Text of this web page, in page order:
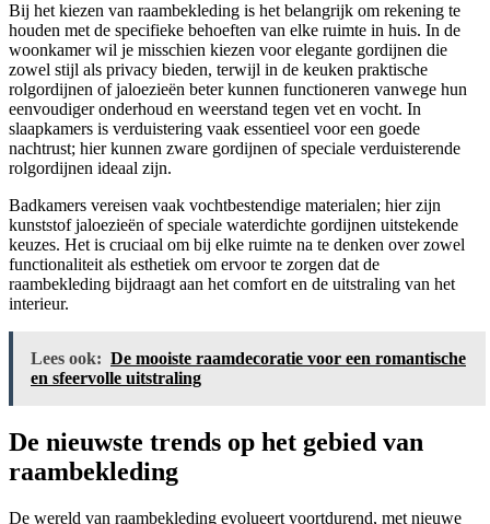
Bij het kiezen van raambekleding is het belangrijk om rekening te
houden met de specifieke behoeften van elke ruimte in huis. In de
woonkamer wil je misschien kiezen voor elegante gordijnen die
zowel stijl als privacy bieden, terwijl in de keuken praktische
rolgordijnen of jaloezieën beter kunnen functioneren vanwege hun
eenvoudiger onderhoud en weerstand tegen vet en vocht. In
slaapkamers is verduistering vaak essentieel voor een goede
nachtrust; hier kunnen zware gordijnen of speciale verduisterende
rolgordijnen ideaal zijn.
Badkamers vereisen vaak vochtbestendige materialen; hier zijn
kunststof jaloezieën of speciale waterdichte gordijnen uitstekende
keuzes. Het is cruciaal om bij elke ruimte na te denken over zowel
functionaliteit als esthetiek om ervoor te zorgen dat de
raambekleding bijdraagt aan het comfort en de uitstraling van het
interieur.
Lees ook: De mooiste raamdecoratie voor een romantische
en sfeervolle uitstraling
De nieuwste trends op het gebied van
raambekleding
De wereld van raambekleding evolueert voortdurend, met nieuwe